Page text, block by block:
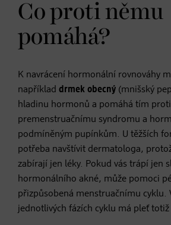
Co proti němu
pomáhá?
K navrácení hormonální rovnováhy
například drmek obecný (mnišský
hladinu hormonů a pomáhá tím proti
premenstruačnímu syndromu a
podmíněným pupínkům. U těžších
potřeba navštívit dermatologa,
zabírají jen léky. Pokud vás trápí jen
hormonálního akné, může pomoci
přizpůsobená menstruačnímu cyklu.
jednotlivých fázích cyklu má pleť